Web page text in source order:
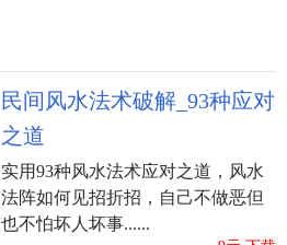
民间风水法术破解_93种应对
之道
实用93种风水法术应对之道，风水
法阵如何见招折招，自己不做恶但
也不怕坏人坏事......